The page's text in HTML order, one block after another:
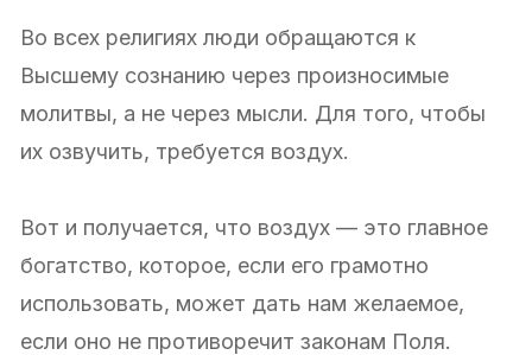
Во всех религиях люди обращаются к
Высшему сознанию через произносимые
молитвы, а не через мысли. Для того, чтобы
их озвучить, требуется воздух.
Вот и получается, что воздух — это главное
богатство, которое, если его грамотно
использовать, может дать нам желаемое,
если оно не противоречит законам Поля.